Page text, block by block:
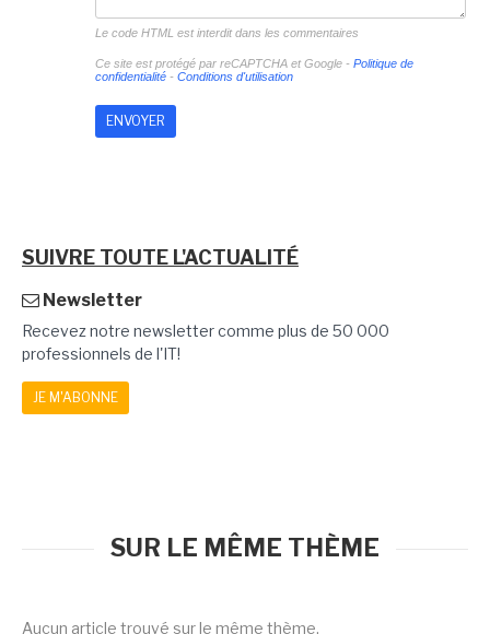
Le code HTML est interdit dans les commentaires
Ce site est protégé par reCAPTCHA et Google - Politique de
confidentialité- Conditions d'utilisation
SUIVRE TOUTE L'ACTUALITÉ
Newsletter
Recevez notre newsletter comme plus de 50 000
professionnels de l'IT!
JE M'ABONNE
SUR LE MÊME THÈME
Aucun article trouvé sur le même thème.